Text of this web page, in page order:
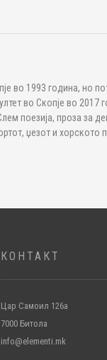
во 1993 година, но
во Скопје во 2017
поезија, проза за
џезот и хорското
КОНТАКТ
Цар Самоил 126а
7000 Битола
info@elementi.mk